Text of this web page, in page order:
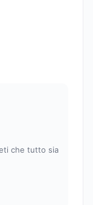
che tutto sia